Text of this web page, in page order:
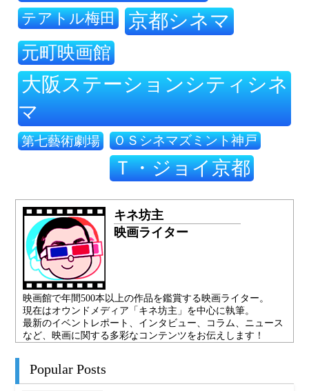
テアトル梅田 京都シネマ
元町映画館
大阪ステーションシティシネ
マ
第七藝術劇場 ＯＳシネマズミント神戸
Ｔ・ジョイ京都
キネ坊主
映画ライター
映画館で年間500本以上の作品を鑑賞する映画ライター。
現在はオウンドメディア「キネ坊主」を中心に執筆。
最新のイベントレポート、インタビュー、コラム、ニュース
など、映画に関する多彩なコンテンツをお伝えします！
Popular Posts